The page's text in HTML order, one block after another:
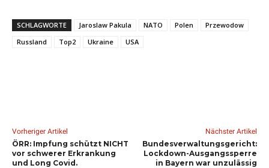
SCHLAGWORTE Jaroslaw Pakula NATO Polen
Przewodow
Russland
Top2 Ukraine USA
Vorheriger Artikel
ÖRR: Impfung schützt NICHT
vor schwerer Erkrankung
und Long Covid.
Nächster Artikel
Bundesverwaltungsgericht:
Lockdown-Ausgangssperre
in Bayern war unzulässig